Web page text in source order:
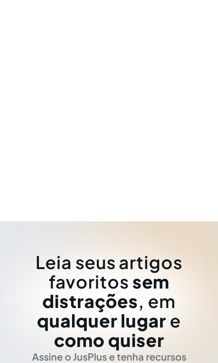
Leia seus artigos
favoritos sem
distrações, em
qualquer lugar e
como quiser
Assine o JusPlus e tenha recursos